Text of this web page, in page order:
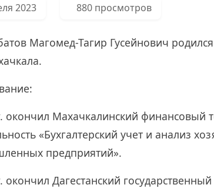
2023 880 просмотров
Магомед-Тагир Гусейнович
окончил Махачкалинский финансовый
«Бухгалтерский учет и анализ
предприятий».
окончил Дагестанский